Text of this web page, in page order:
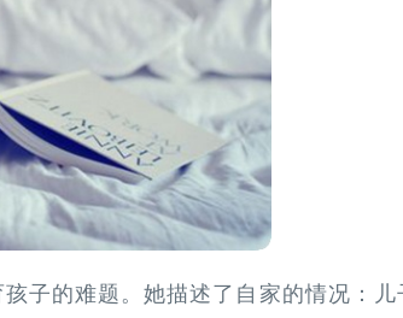
子的难题。她描述了自家的情况：儿